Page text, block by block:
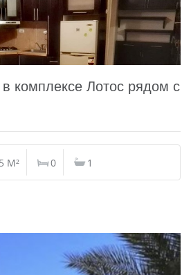
в комплексе Лотос рядом с
M² 0 1